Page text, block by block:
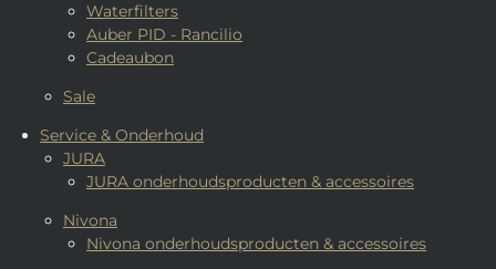
Waterfilters
Auber PID - Rancilio
Cadeaubon
Sale
Service & Onderhoud
JURA
JURA onderhoudsproducten & accessoires
Nivona
Nivona onderhoudsproducten & accessoires